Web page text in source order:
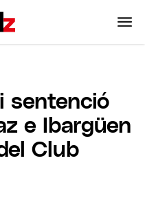
sentenció
e Ibargüen
Club